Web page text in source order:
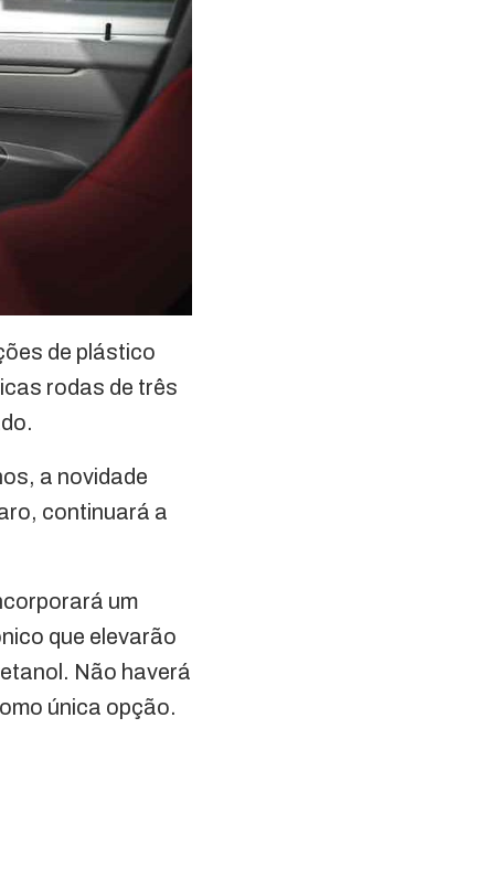
de plástico
rodas de três
a novidade
continuará a
um
que elevarão
Não haverá
única opção.